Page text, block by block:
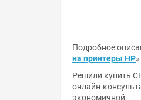
Подробное
на принтеры HP
Решили купить
онлайн-
экономичной.